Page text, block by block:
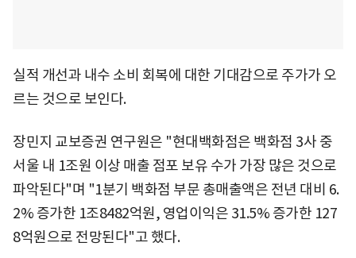
실적 개선과 내수 소비 회복에 대한 기대감으로 주가가 오
르는 것으로 보인다.
장민지 교보증권 연구원은 "현대백화점은 백화점 3사 중
서울 내 1조원 이상 매출 점포 보유 수가 가장 많은 것으로
파악된다"며 "1분기 백화점 부문 총매출액은 전년 대비 6.
2% 증가한 1조8482억원, 영업이익은 31.5% 증가한 127
8억원으로 전망된다"고 했다.